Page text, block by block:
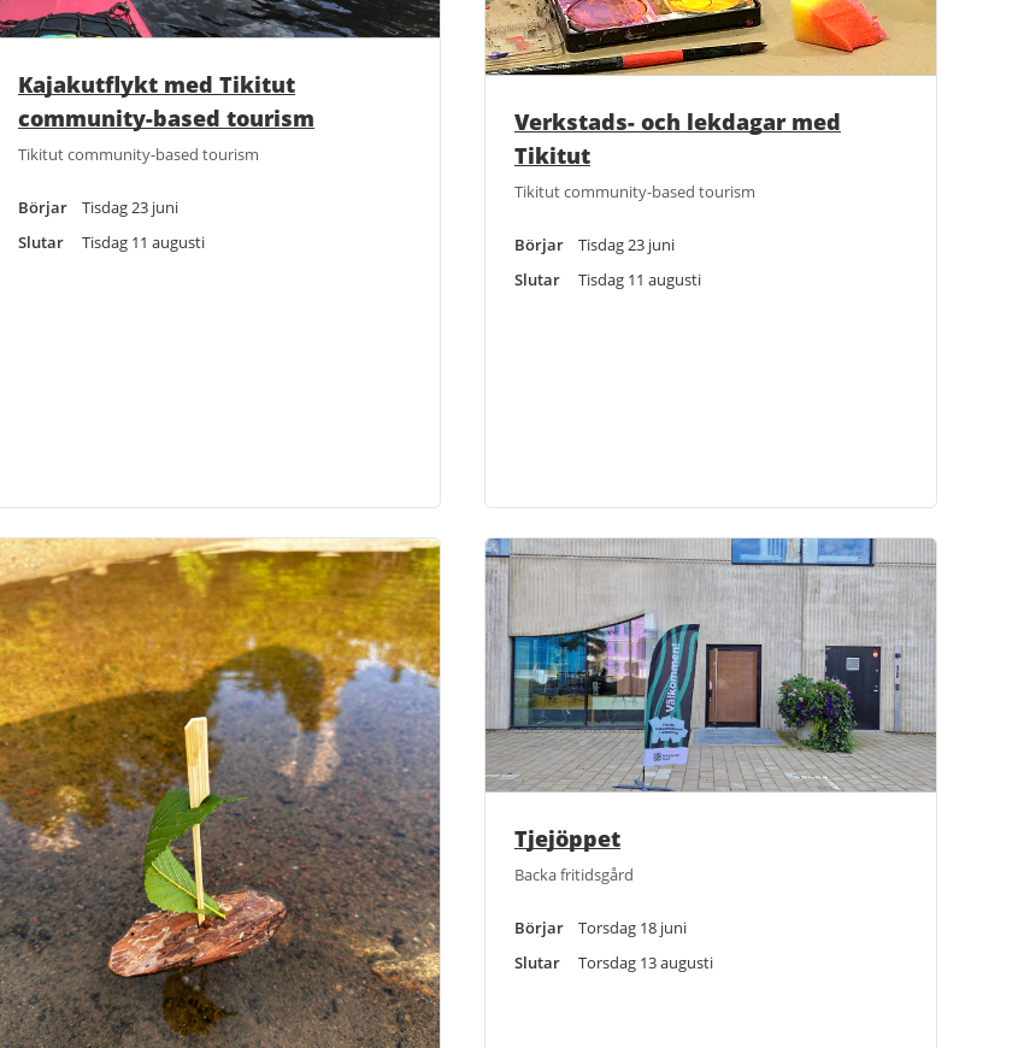
Kajakutflykt med Tikitut
community-based tourism
Tikitut community-based tourism
Börjar
Tisdag 23 juni
Slutar
Tisdag 11 augusti
Verkstads- och lekdagar med
Tikitut
Tikitut community-based tourism
Börjar
Tisdag 23 juni
Slutar
Tisdag 11 augusti
Tjejöppet
Backa fritidsgård
Börjar
Torsdag 18 juni
Slutar
Torsdag 13 augusti